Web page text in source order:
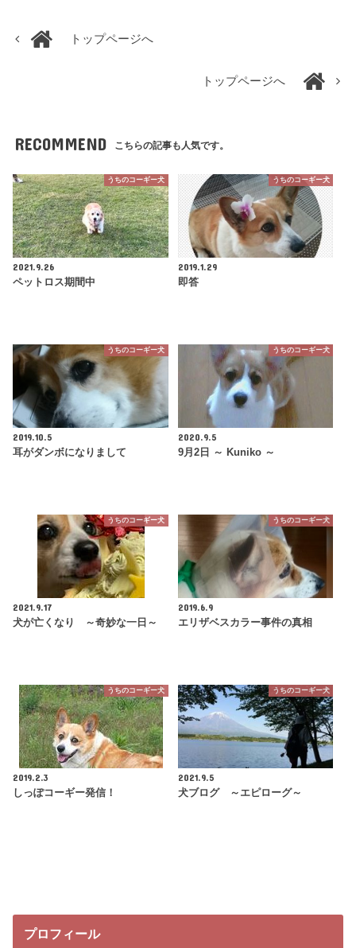
トップページへ
トップページへ
RECOMMEND こちらの記事も人気です。
うちのコーギー犬
2021.9.26
ペットロス期間中
うちのコーギー犬
2019.1.29
即答
うちのコーギー犬
2019.10.5
耳がダンボになりまして
うちのコーギー犬
2020.9.5
9月2日 ～ Kuniko ～
うちのコーギー犬
2021.9.17
犬が亡くなり ～奇妙な一日～
うちのコーギー犬
2019.6.9
エリザベスカラー事件の真相
うちのコーギー犬
2019.2.3
しっぽコーギー発信！
うちのコーギー犬
2021.9.5
犬ブログ ～エピローグ～
プロフィール